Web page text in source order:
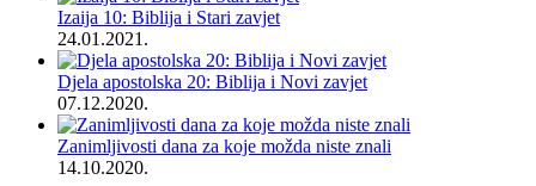
Izaija 10: Biblija i Stari zavjet
24.01.2021.
Djela apostolska 20: Biblija i Novi zavjet
07.12.2020.
Zanimljivosti dana za koje možda niste znali
14.10.2020.